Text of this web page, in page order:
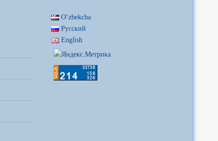
Oʻzbekcha
Русский
English